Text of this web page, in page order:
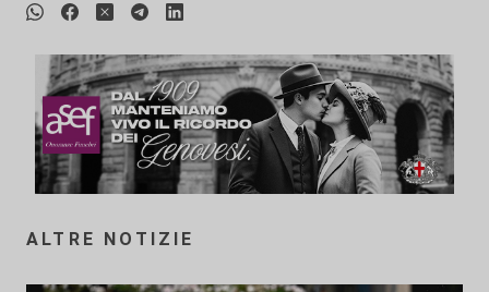
ALTRE NOTIZIE